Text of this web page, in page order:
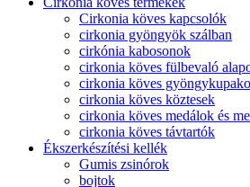
Cirkonia köves kapcsolók
cirkonia gyöngyök szálban
cirkónia kabosonok
cirkonia köves fülbevaló
cirkonia köves
cirkonia köves köztesek
cirkonia köves medálok és
cirkonia köves távtartók
Ékszerkészítési kellék
Gumis zsinórok
bojtok